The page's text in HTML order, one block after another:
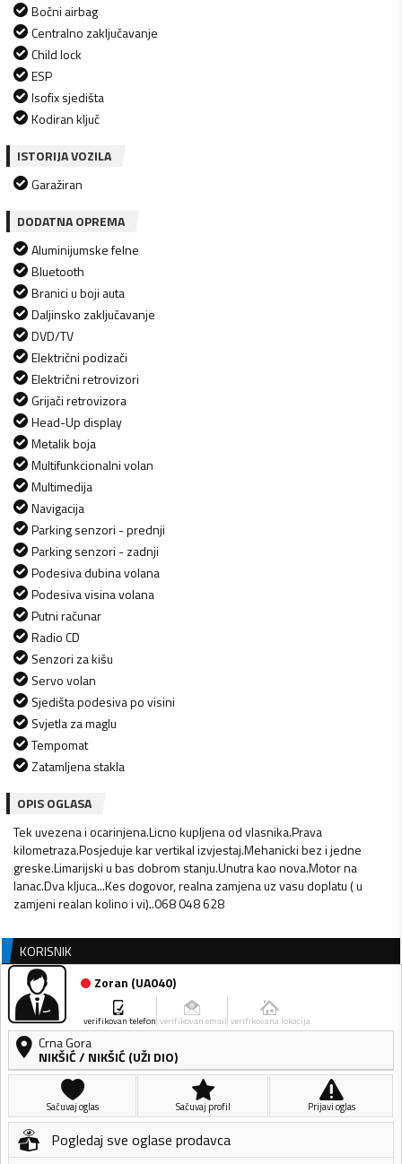
Bočni airbag
Centralno zaključavanje
Child lock
ESP
Isofix sjedišta
Kodiran ključ
ISTORIJA VOZILA
Garažiran
DODATNA OPREMA
Aluminijumske felne
Bluetooth
Branici u boji auta
Daljinsko zaključavanje
DVD/TV
Električni podizači
Električni retrovizori
Grijači retrovizora
Head-Up display
Metalik boja
Multifunkcionalni volan
Multimedija
Navigacija
Parking senzori - prednji
Parking senzori - zadnji
Podesiva dubina volana
Podesiva visina volana
Putni računar
Radio CD
Senzori za kišu
Servo volan
Sjedišta podesiva po visini
Svjetla za maglu
Tempomat
Zatamljena stakla
OPIS OGLASA
Tek uvezena i ocarinjena.Licno kupljena od vlasnika.Prava
kilometraza.Posjeduje kar vertikal izvjestaj.Mehanicki bez i jedne
greske.Limarijski u bas dobrom stanju.Unutra kao nova.Motor na
lanac.Dva kljuca...Kes dogovor, realna zamjena uz vasu doplatu ( u
zamjeni realan kolino i vi)..068 048 628
KORISNIK
Zoran (UA040)
verifikovan telefon verifikovan email verifikovana lokacija
Crna Gora
NIKŠIĆ/ NIKŠIĆ (UŽI DIO)
Sačuvaj oglas Sačuvaj profil Prijavi oglas
Pogledaj sve oglase prodavca